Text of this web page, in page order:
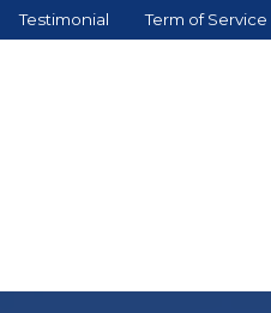
Testimonial Term of Service